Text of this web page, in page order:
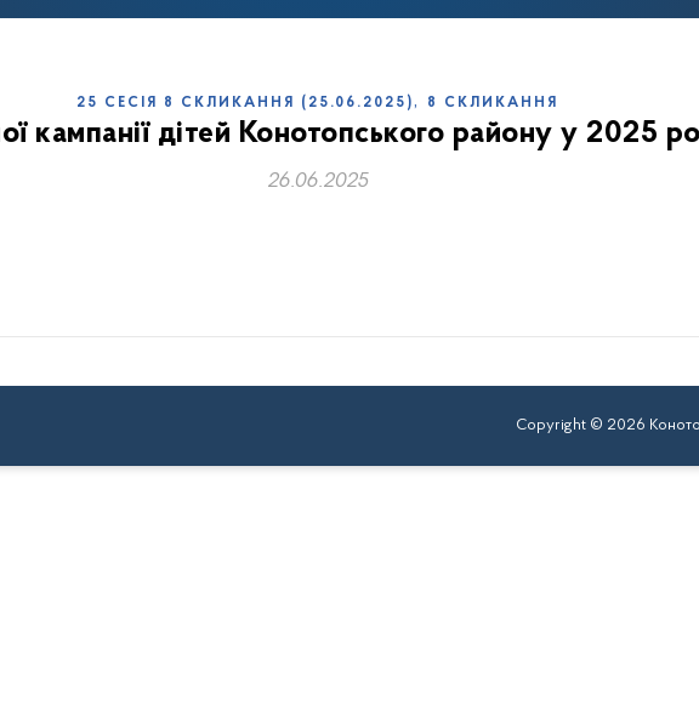
25 СЕСІЯ 8 СКЛИКАННЯ (25.06.2025), 8 СКЛИКАННЯ
кампанії дітей Конотопського району у 2025
26.06.2025
Copyright © 2026